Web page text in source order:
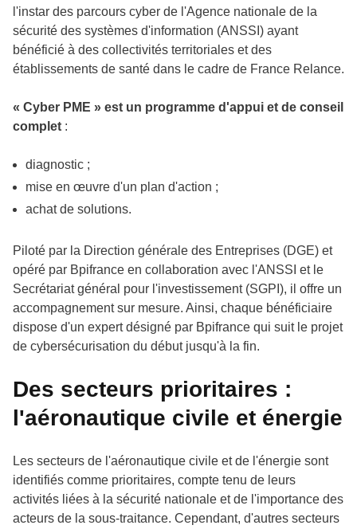
l'instar des parcours cyber de l'Agence nationale de la
sécurité des systèmes d'information (ANSSI) ayant
bénéficié à des collectivités territoriales et des
établissements de santé dans le cadre de France Relance.
« Cyber PME » est un programme d'appui et de conseil
complet :
diagnostic ;
mise en œuvre d'un plan d'action ;
achat de solutions.
Piloté par la Direction générale des Entreprises (DGE) et
opéré par Bpifrance en collaboration avec l'ANSSI et le
Secrétariat général pour l'investissement (SGPI), il offre un
accompagnement sur mesure. Ainsi, chaque bénéficiaire
dispose d'un expert désigné par Bpifrance qui suit le projet
de cybersécurisation du début jusqu'à la fin.
Des secteurs prioritaires :
l'aéronautique civile et énergie
Les secteurs de l'aéronautique civile et de l'énergie sont
identifiés comme prioritaires, compte tenu de leurs
activités liées à la sécurité nationale et de l'importance des
acteurs de la sous-traitance. Cependant, d'autres secteurs